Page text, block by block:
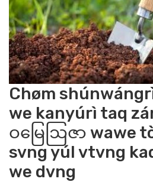
Chøm
we kanyúrì taq
ဝမြေဩဇာ wawe
svng yúl vtvng
we dvng